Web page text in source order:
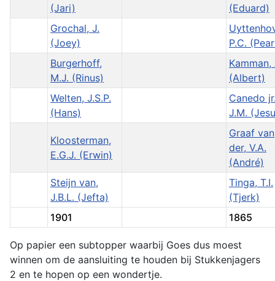
(Jari)
(Eduard)
Grochal, J.
(Joey)
P.C.
Burgerhoff,
M.J. (Rinus)
Kamman,
(Albert)
Welten, J.S.P.
(Hans)
Canedo
J.M.
Kloosterman,
E.G.J. (Erwin)
Graaf van
der, V.A.
(André)
Steijn van,
J.B.L. (Jefta)
Tinga, T.I.
(Tjerk)
1901
1865
Op papier een subtopper waarbij Goes dus moest
winnen om de aansluiting te houden bij Stukkenjagers
2 en te hopen op een wondertje.